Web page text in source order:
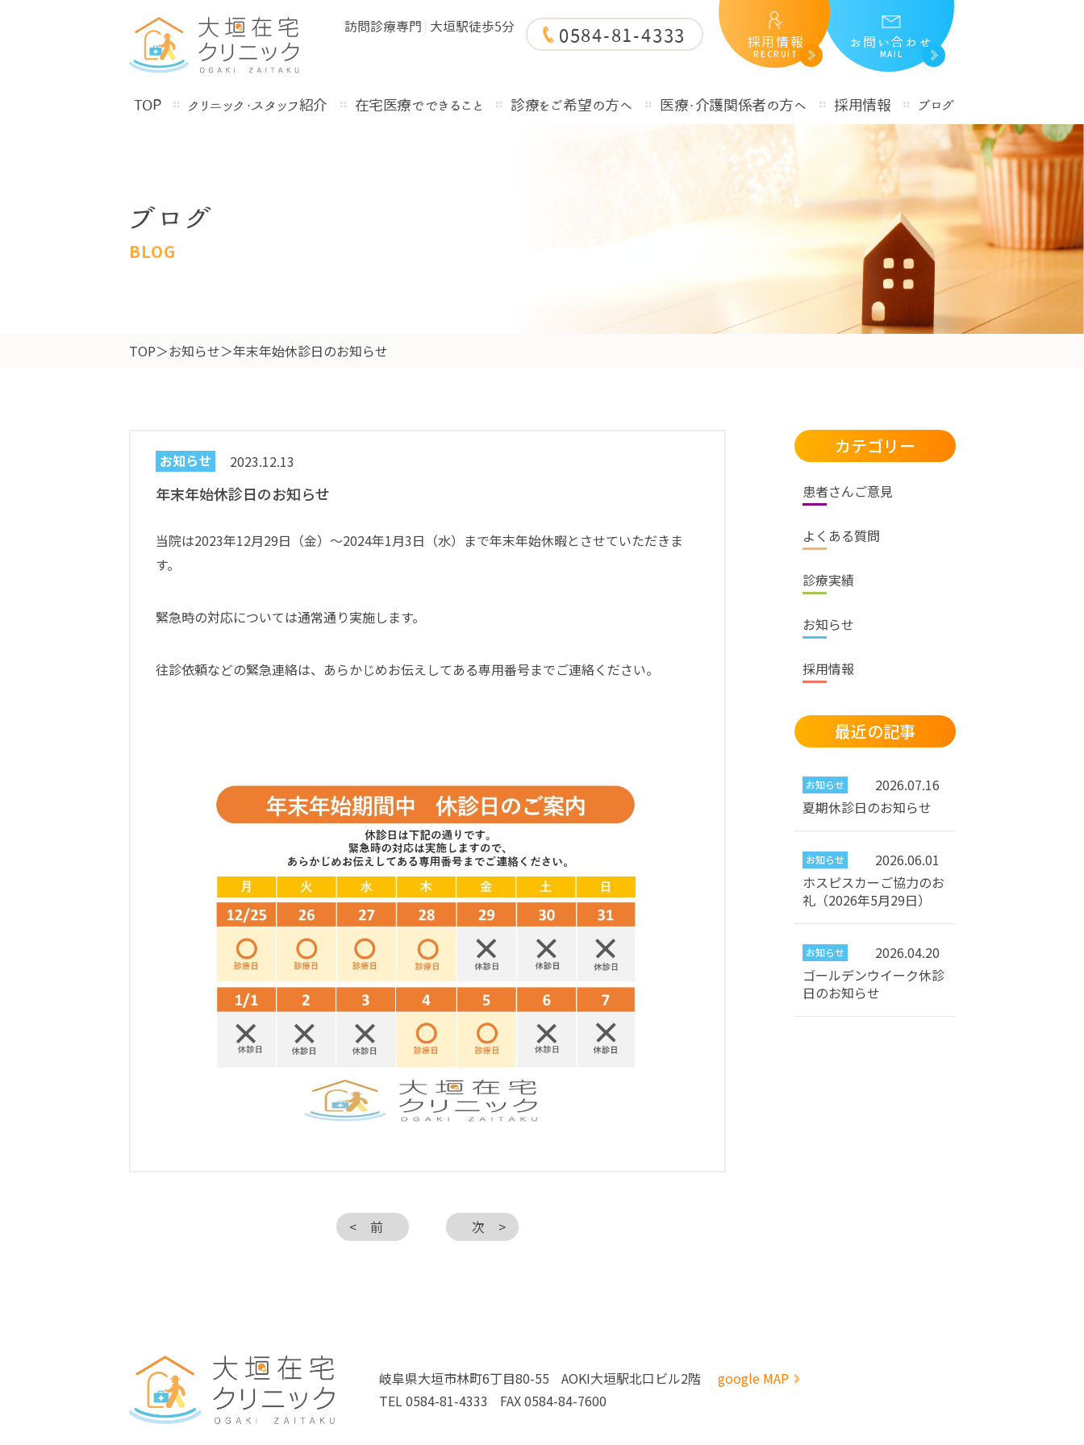
訪問診療専門 大垣駅徒歩5分 0584-81-4333 採用情報
RECRUIT
お問い合わせ
MAIL
TOP クリニック・スタッフ紹介 在宅医療でできること 診療をご希望の方へ 医療・介護関係者の方へ 採用情報 ブログ
ブログ
BLOG
TOP お知らせ 年末年始休診日のお知らせ
お知らせ 2023.12.13
年末年始休診日のお知らせ
当院は2023年12月29日（金）～2024年1月3日（水）まで年末年始休暇とさせていただきま
す。
緊急時の対応については通常通り実施します。
往診依頼などの緊急連絡は、あらかじめお伝えしてある専用番号までご連絡ください。
前 次
カテゴリー
患者さんご意見
よくある質問
診療実績
お知らせ
採用情報
最近の記事
お知らせ
2026.07.16
夏期休診日のお知らせ
お知らせ
2026.06.01
ホスピスカーご協力のお
礼（2026年5月29日）
お知らせ
2026.04.20
ゴールデンウイーク休診
日のお知らせ
岐阜県大垣市林町6丁目80-55
AOKI大垣駅北口ビル2階
TEL 0584-81-4333
FAX 0584-84-7600
google MAP